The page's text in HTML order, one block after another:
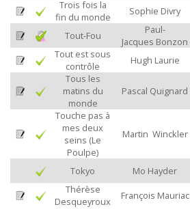
Trois fois la
fin du monde
Sophie Divry
Tout-Fou
Paul-
Jacques Bonzon
Tout est sous
contrôle
Hugh Laurie
Tous les
matins du
monde
Pascal Quignard
Touche pas à
mes deux
seins (Le
Poulpe)
Martin Winckler
Tokyo Mo Hayder
Thérèse
Desqueyroux
François Mauriac